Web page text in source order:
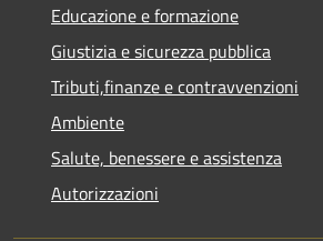
Educazione e formazione
Giustizia e sicurezza pubblica
Tributi,finanze e contravvenzioni
Ambiente
Salute, benessere e assistenza
Autorizzazioni